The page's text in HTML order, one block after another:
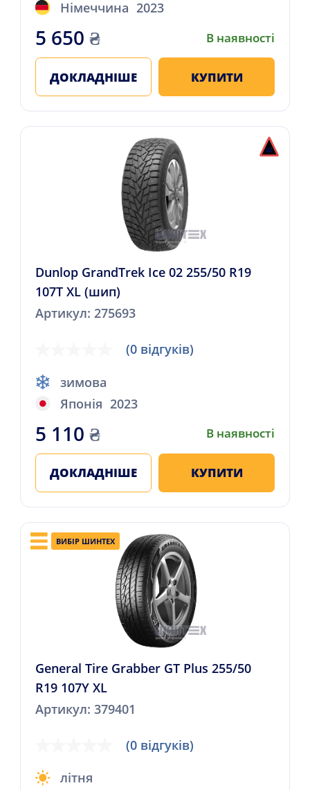
Німеччина 2023
5 650 ₴ В наявності
ДОКЛАДНІШЕ КУПИТИ
Dunlop GrandTrek Ice 02 255/50 R19
107T XL (шип)
Артикул: 275693
(0 відгуків)
зимова
Японія 2023
5 110 ₴ В наявності
ДОКЛАДНІШЕ КУПИТИ
ВИБІР ШИНТЕХ
General Tire Grabber GT Plus 255/50
R19 107Y XL
Артикул: 379401
(0 відгуків)
літня